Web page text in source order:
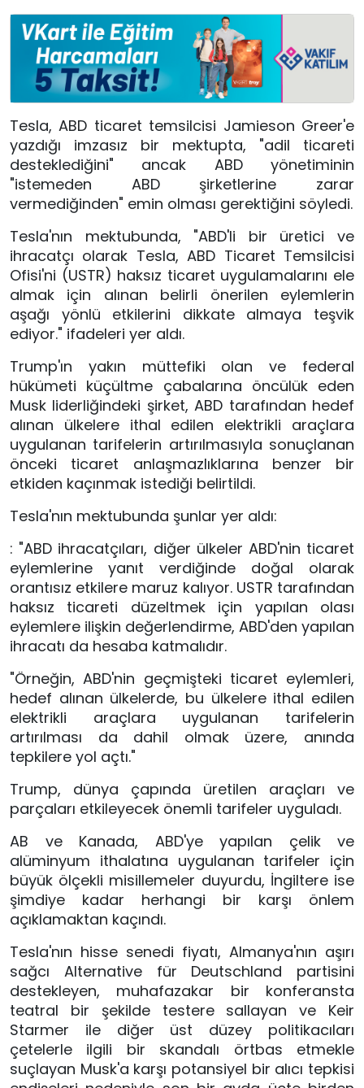
Tesla, ABD ticaret temsilcisi Jamieson Greer'e
yazdığı imzasız bir mektupta, "adil ticareti
desteklediğini" ancak ABD yönetiminin
"istemeden ABD şirketlerine zarar
vermediğinden" emin olması gerektiğini söyledi.
Tesla'nın mektubunda, "ABD'li bir üretici ve
ihracatçı olarak Tesla, ABD Ticaret Temsilcisi
Ofisi'ni (USTR) haksız ticaret uygulamalarını ele
almak için alınan belirli önerilen eylemlerin
aşağı yönlü etkilerini dikkate almaya teşvik
ediyor." ifadeleri yer aldı.
Trump'ın yakın müttefiki olan ve federal
hükümeti küçültme çabalarına öncülük eden
Musk liderliğindeki şirket, ABD tarafından hedef
alınan ülkelere ithal edilen elektrikli araçlara
uygulanan tarifelerin artırılmasıyla sonuçlanan
önceki ticaret anlaşmazlıklarına benzer bir
etkiden kaçınmak istediği belirtildi.
Tesla'nın mektubunda şunlar yer aldı:
: "ABD ihracatçıları, diğer ülkeler ABD'nin ticaret
eylemlerine yanıt verdiğinde doğal olarak
orantısız etkilere maruz kalıyor. USTR tarafından
haksız ticareti düzeltmek için yapılan olası
eylemlere ilişkin değerlendirme, ABD'den yapılan
ihracatı da hesaba katmalıdır.
"Örneğin, ABD'nin geçmişteki ticaret eylemleri,
hedef alınan ülkelerde, bu ülkelere ithal edilen
elektrikli araçlara uygulanan tarifelerin
artırılması da dahil olmak üzere, anında
tepkilere yol açtı."
Trump, dünya çapında üretilen araçları ve
parçaları etkileyecek önemli tarifeler uyguladı.
AB ve Kanada, ABD'ye yapılan çelik ve
alüminyum ithalatına uygulanan tarifeler için
büyük ölçekli misillemeler duyurdu, İngiltere ise
şimdiye kadar herhangi bir karşı önlem
açıklamaktan kaçındı.
Tesla'nın hisse senedi fiyatı, Almanya'nın aşırı
sağcı Alternative für Deutschland partisini
destekleyen, muhafazakar bir konferansta
teatral bir şekilde testere sallayan ve Keir
Starmer ile diğer üst düzey politikacıları
çetelerle ilgili bir skandalı örtbas etmekle
suçlayan Musk'a karşı potansiyel bir alıcı tepkisi